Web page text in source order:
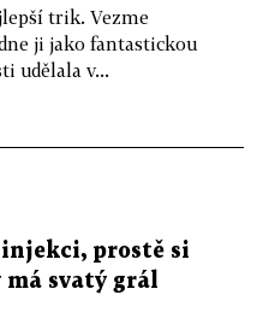
trik. Vezme
ji jako fantastickou
udělala v...
prostě si
svatý grál